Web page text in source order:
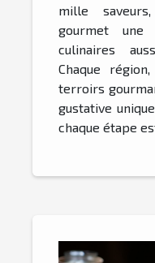
mille
gourmet une
culinaires
Chaque
terroirs
gustative
chaque étape